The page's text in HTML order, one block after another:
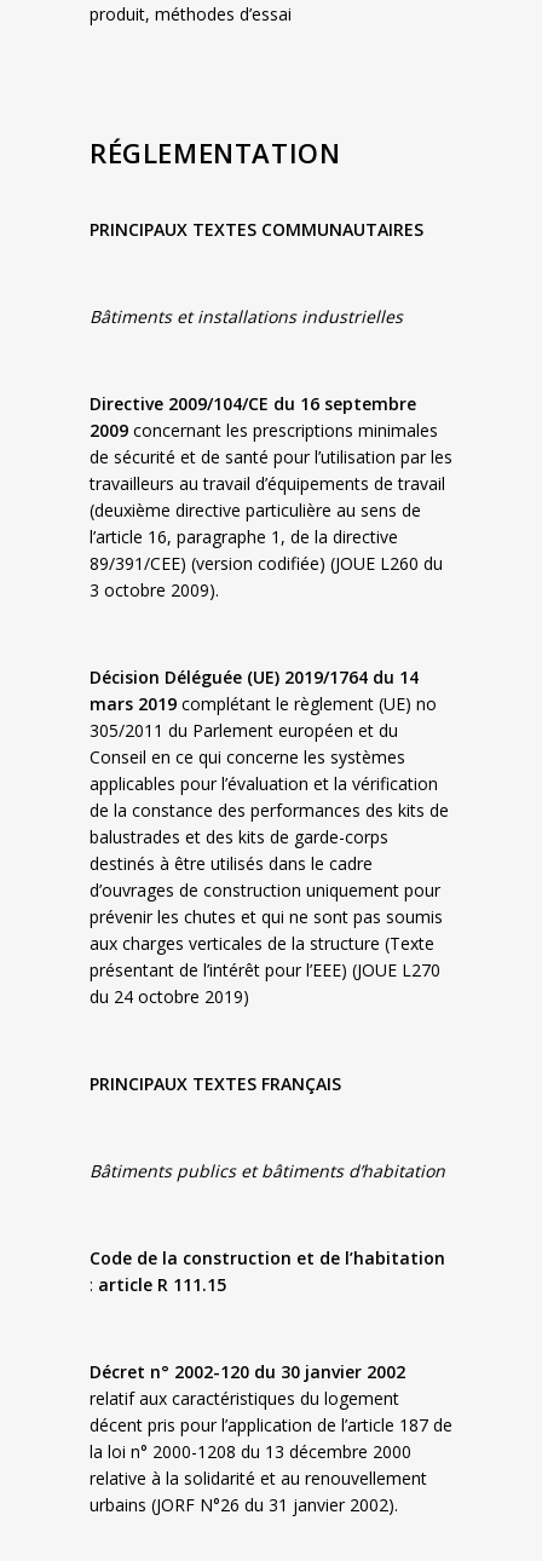
produit, méthodes d’essai
RÉGLEMENTATION
PRINCIPAUX TEXTES COMMUNAUTAIRES
Bâtiments et installations industrielles
Directive 2009/104/CE du 16 septembre
2009 concernant les prescriptions minimales
de sécurité et de santé pour l’utilisation par les
travailleurs au travail d’équipements de travail
(deuxième directive particulière au sens de
l’article 16, paragraphe 1, de la directive
89/391/CEE) (version codifiée) (JOUE L260 du
3 octobre 2009).
Décision Déléguée (UE) 2019/1764 du 14
mars 2019 complétant le règlement (UE) no
305/2011 du Parlement européen et du
Conseil en ce qui concerne les systèmes
applicables pour l’évaluation et la vérification
de la constance des performances des kits de
balustrades et des kits de garde-corps
destinés à être utilisés dans le cadre
d’ouvrages de construction uniquement pour
prévenir les chutes et qui ne sont pas soumis
aux charges verticales de la structure (Texte
présentant de l’intérêt pour l’EEE) (JOUE L270
du 24 octobre 2019)
PRINCIPAUX TEXTES FRANÇAIS
Bâtiments publics et bâtiments d’habitation
Code de la construction et de l’habitation
: article R 111.15
Décret n° 2002-120 du 30 janvier 2002
relatif aux caractéristiques du logement
décent pris pour l’application de l’article 187 de
la loi n° 2000-1208 du 13 décembre 2000
relative à la solidarité et au renouvellement
urbains (JORF N°26 du 31 janvier 2002).